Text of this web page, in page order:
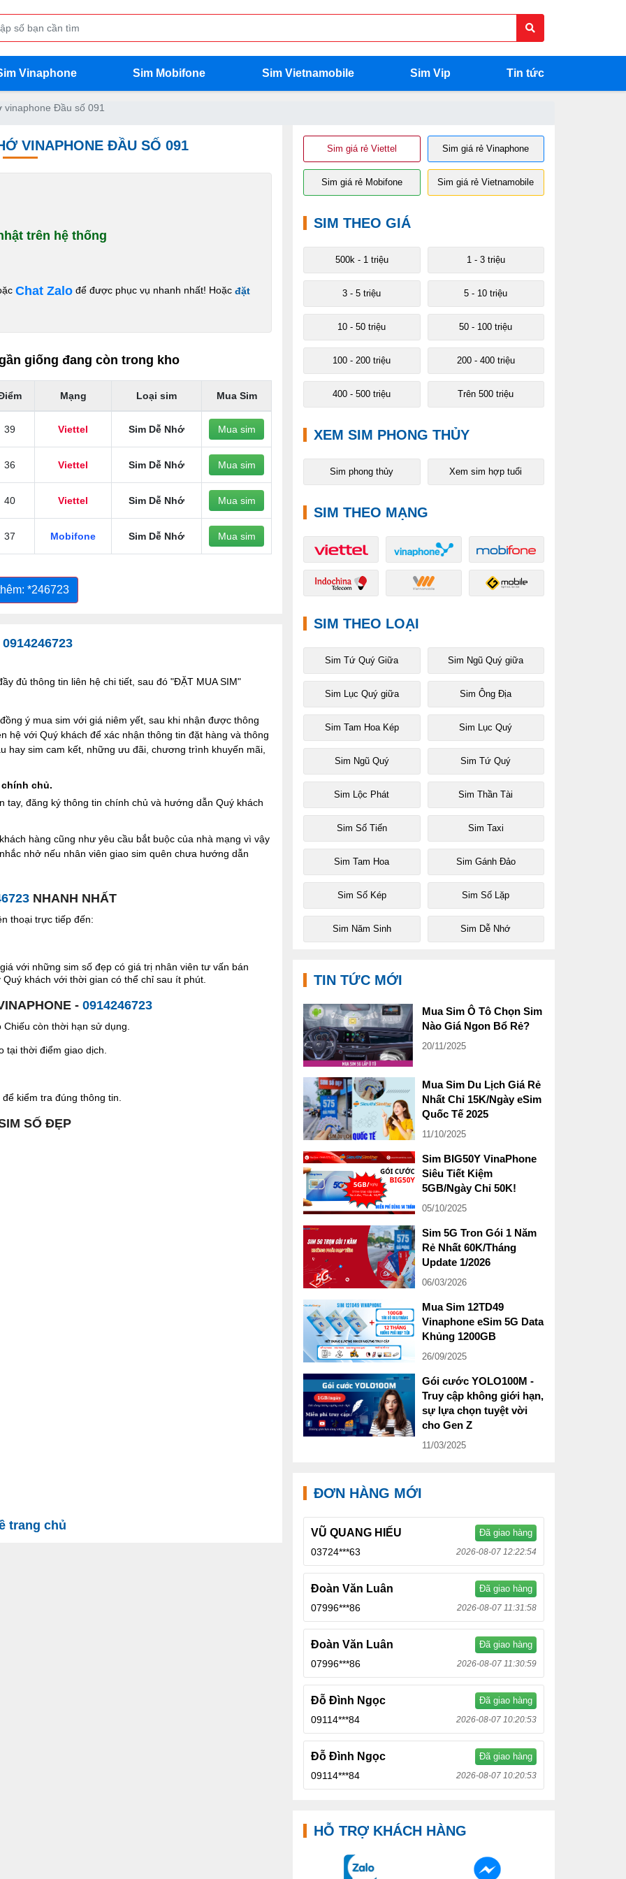
Vinaphone Sim Mobifone Sim Vietnamobile Sim Vip Tin tức
vinaphone Đầu số 091
VINAPHONE ĐẦU SỐ 091
trên hệ thống
Chat Zalo để được phục vụ nhanh nhất! Hoặc đặt
giống đang còn trong kho
Mạng Loại sim Mua Sim
39 Viettel Sim Dễ Nhớ Mua sim
36 Viettel Sim Dễ Nhớ Mua sim
40 Viettel Sim Dễ Nhớ Mua sim
37 Mobifone Sim Dễ Nhớ Mua sim
*246723
0914246723
đủ thông tin liên hệ chi tiết, sau đó "ĐẶT MUA SIM"
ý mua sim với giá niêm yết, sau khi nhận được thông
hệ với Quý khách để xác nhận thông tin đặt hàng và thông
hay sim cam kết, những ưu đãi, chương trình khuyến mãi,
chủ.
tay, đăng ký thông tin chính chủ và hướng dẫn Quý khách
hàng cũng như yêu cầu bắt buộc của nhà mạng vì vậy
nhở nếu nhân viên giao sim quên chưa hướng dẫn
NHANH NHẤT
thoại trực tiếp đến:
với những sim số đẹp có giá trị nhân viên tư vấn bán
khách với thời gian có thể chỉ sau ít phút.
- 0914246723
còn thời hạn sử dụng.
tại thời điểm giao dịch.
kiểm tra đúng thông tin.
SỐ ĐẸP
trang chủ
Sim giá rẻ Viettel Sim giá rẻ Vinaphone
Sim giá rẻ Mobifone Sim giá rẻ Vietnamobile
SIM THEO GIÁ
500k - 1 triệu 1 - 3 triệu
3 - 5 triệu 5 - 10 triệu
10 - 50 triệu 50 - 100 triệu
100 - 200 triệu 200 - 400 triệu
400 - 500 triệu Trên 500 triệu
XEM SIM PHONG THỦY
Sim phong thủy Xem sim hợp tuổi
SIM THEO MẠNG
SIM THEO LOẠI
Sim Tứ Quý Giữa Sim Ngũ Quý giữa
Sim Lục Quý giữa Sim Ông Địa
Sim Tam Hoa Kép Sim Lục Quý
Sim Ngũ Quý Sim Tứ Quý
Sim Lộc Phát Sim Thần Tài
Sim Số Tiến Sim Taxi
Sim Tam Hoa Sim Gánh Đảo
Sim Số Kép Sim Số Lặp
Sim Năm Sinh Sim Dễ Nhớ
TIN TỨC MỚI
Mua Sim Ô Tô Chọn Sim
Nào Giá Ngon Bổ Rẻ?
20/11/2025
Mua Sim Du Lịch Giá Rẻ
Nhất Chỉ 15K/Ngày eSim
Quốc Tế 2025
11/10/2025
Sim BIG50Y VinaPhone
Siêu Tiết Kiệm
5GB/Ngày Chỉ 50K!
05/10/2025
Sim 5G Tron Gói 1 Năm
Rẻ Nhất 60K/Tháng
Update 1/2026
06/03/2026
Mua Sim 12TD49
Vinaphone eSim 5G Data
Khủng 1200GB
26/09/2025
Gói cước YOLO100M -
Truy cập không giới hạn,
sự lựa chọn tuyệt vời
cho Gen Z
11/03/2025
ĐƠN HÀNG MỚI
VŨ QUANG HIẾU Đã giao hàng
03724***63 2026-08-07 12:22:54
Đoàn Văn Luân Đã giao hàng
07996***86 2026-08-07 11:31:58
Đoàn Văn Luân Đã giao hàng
07996***86 2026-08-07 11:30:59
Đỗ Đình Ngọc Đã giao hàng
09114***84 2026-08-07 10:20:53
Đỗ Đình Ngọc Đã giao hàng
09114***84 2026-08-07 10:20:53
HỖ TRỢ KHÁCH HÀNG